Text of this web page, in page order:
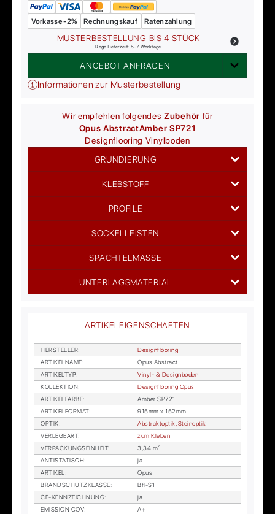
Vorkasse -2% Rechnungskauf Ratenzahlung
MUSTERBESTELLUNG BIS 4 STÜCK
Regellieferzeit: 5-7 Werktage
ANGEBOT ANFRAGEN
Informationen zur Musterbestellung
Wir empfehlen folgendesZubehör für
Opus AbstractAmber SP721
Designflooring Vinylboden
GRUNDIERUNG
KLEBSTOFF
PROFILE
SOCKELLEISTEN
SPACHTELMASSE
UNTERLAGSMATERIAL
ARTIKELEIGENSCHAFTEN
HER­STEL­LER:
De­sign­floo­ring
AR­TI­KEL­NA­ME:
Opus Abs­tract
AR­TI­KEL­TYP:
Vi­nyl- & De­sign­bo­den
KOL­LEK­TI­ON:
De­sign­floo­ring Opus
AR­TI­KEL­FAR­BE:
Am­ber SP721
AR­TI­KEL­FOR­MAT:
915mm x 152mm
OP­TIK:
Abs­trakt­op­tik, Stein­op­tik
VER­LE­GE­ART:
zum Kle­ben
VER­PA­CKUNGS­EIN­HEIT:
3,34 m²
AN­TI­STA­TISCH:
ja
AR­TI­KEL:
Opus
BRAND­SCHUTZ­KLAS­SE:
Bfl-S1
CE-KENN­ZEICH­NUNG:
ja
EMIS­SI­ON COV:
A+